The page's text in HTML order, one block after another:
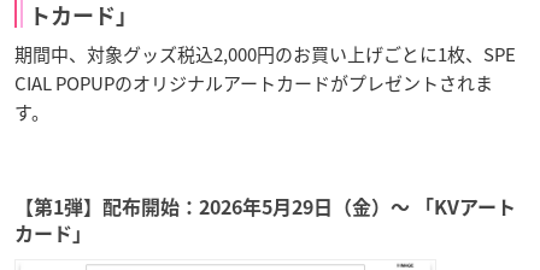
トカード」
期間中、対象グッズ税込2,000円のお買い上げごとに1枚、SPE
CIAL POPUPのオリジナルアートカードがプレゼントされま
す。
【第1弾】配布開始：2026年5月29日（金）〜 「KVアート
カード」